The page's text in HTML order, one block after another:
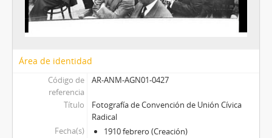
Área de identidad
Código de
referencia
AR-ANM-AGN01-0427
Título
Fotografía de Convención de Unión Cívica
Radical
Fecha(s)
1910 febrero (Creación)